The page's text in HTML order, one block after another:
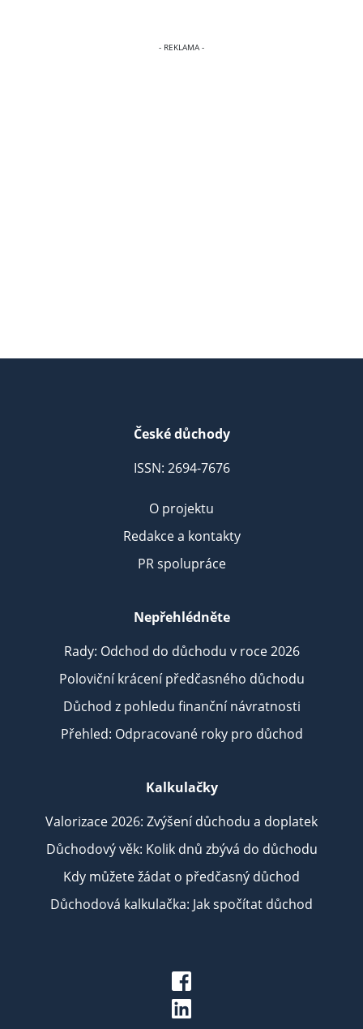
České důchody
ISSN: 2694-7676
O projektu
Redakce a kontakty
PR spolupráce
Nepřehlédněte
Rady: Odchod do důchodu v roce 2026
Poloviční krácení předčasného důchodu
Důchod z pohledu finanční návratnosti
Přehled: Odpracované roky pro důchod
Kalkulačky
Valorizace 2026: Zvýšení důchodu a doplatek
Důchodový věk: Kolik dnů zbývá do důchodu
Kdy můžete žádat o předčasný důchod
Důchodová kalkulačka: Jak spočítat důchod